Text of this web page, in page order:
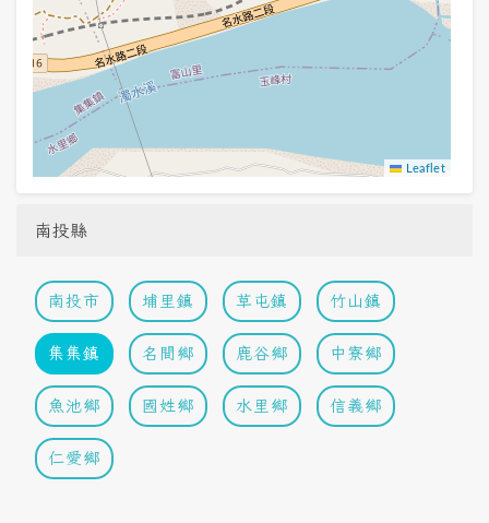
Leaflet
南投縣
南投市 埔里鎮 草屯鎮 竹山鎮
集集鎮 名間鄉 鹿谷鄉 中寮鄉
魚池鄉 國姓鄉 水里鄉 信義鄉
仁愛鄉